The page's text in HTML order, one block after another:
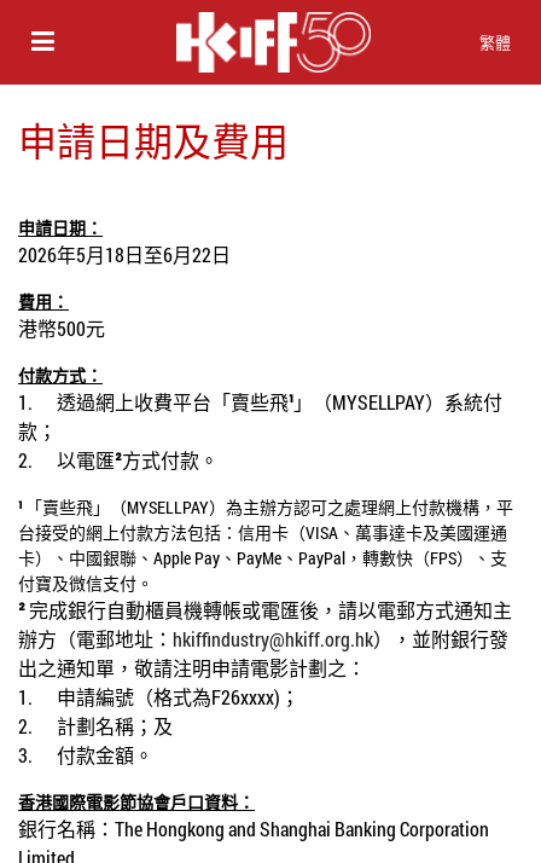
繁體
申請日期及費用
申請日期：
2026年5月18日至6月22日
費用：
港幣500元
付款方式：
1. 透過網上收費平台「賣些飛¹」（MYSELLPAY）系統付
款；
2.
以電匯²方式付款。
¹ 「賣些飛」（MYSELLPAY）為主辦方認可之處理網上付款機構，平
台接受的網上付款方法包括：信用卡（VISA 、萬事達卡及美國運通
卡）、中國銀聯、 Apple Pay 、 PayMe 、 PayPal ，轉數快（FPS）、支
付寶及微信支付。
²完成銀行自動櫃員機轉帳或電匯後，請以電郵方式通知主
辦方（電郵地址： hkiffindustry@hkiff.org.hk），並附銀行發
出之通知單，敬請注明申請電影計劃之：
1.
申請編號（格式為F26xxxx) ；
2.
計劃名稱；及
3.
付款金額。
香港國際電影節協會戶口資料：
銀行名稱： The Hongkong and Shanghai Banking Corporation
Limited